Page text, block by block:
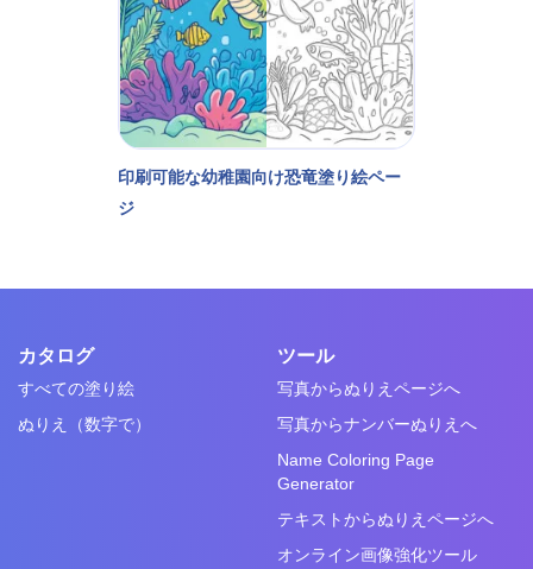
印刷可能な幼稚園向け恐竜塗り絵ペー
ジ
カタログ
すべての塗り絵
ぬりえ（数字で）
ツール
写真からぬりえページへ
写真からナンバーぬりえへ
Name Coloring Page
Generator
テキストからぬりえページへ
オンライン画像強化ツール